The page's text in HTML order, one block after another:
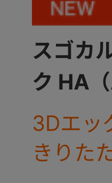
スゴカ
ク HA
3Dエッ
きりた